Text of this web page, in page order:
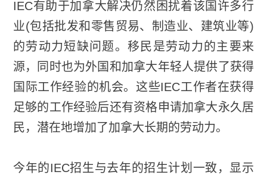
IEC有助于加拿大解决仍然困扰着该国许多行
业(包括批发和零售贸易、制造业、建筑业等)
的劳动力短缺问题。移民是劳动力的主要来
源，同时也为外国和加拿大年轻人提供了获得
国际工作经验的机会。这些IEC工作者在获得
足够的工作经验后还有资格申请加拿大永久居
民，潜在地增加了加拿大长期的劳动力。
今年的IEC招生与去年的招生计划一致，显示